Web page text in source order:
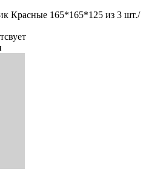
Красные 165*165*125 из 3 шт./